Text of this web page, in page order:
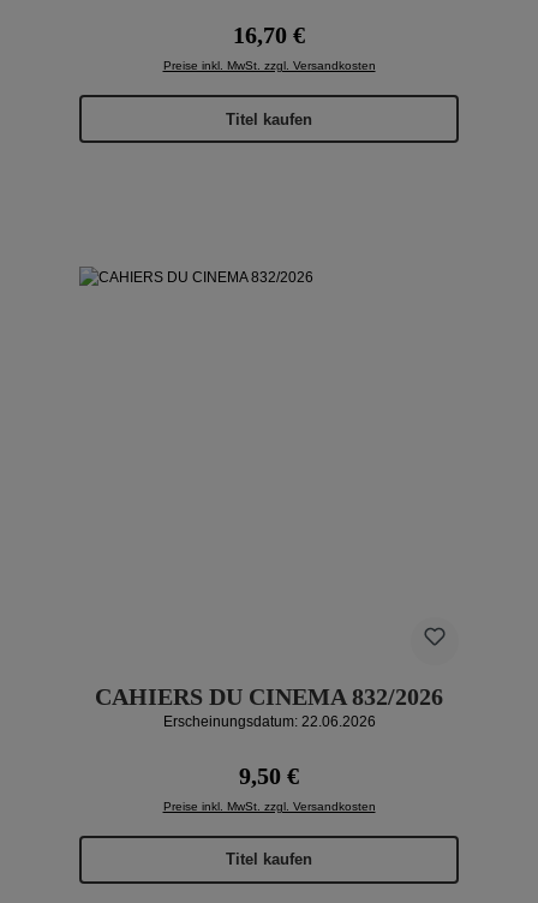
Regulärer Preis:
16,70 €
Preise inkl. MwSt. zzgl. Versandkosten
Titel kaufen
CAHIERS DU CINEMA 832/2026
Erscheinungsdatum: 22.06.2026
Regulärer Preis:
9,50 €
Preise inkl. MwSt. zzgl. Versandkosten
Titel kaufen